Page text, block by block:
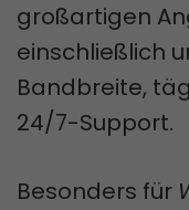
großartigen
einschließlich
Bandbreite,
24/7-Support.
Besonders für